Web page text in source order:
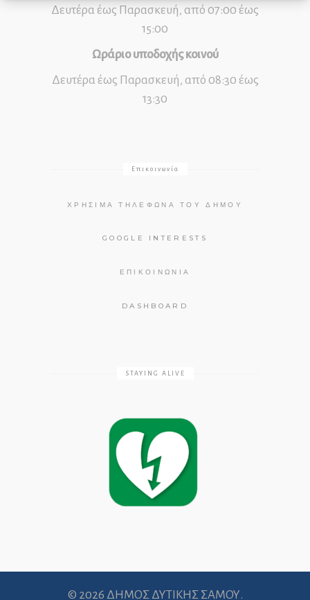
Δευτέρα έως Παρασκευή, από 07:00 έως
15:00
Ωράριο υποδοχής κοινού
Δευτέρα έως Παρασκευή, από 08:30 έως
13:30
Επικοινωνία
ΧΡΉΣΙΜΑ ΤΗΛΈΦΩΝΑ ΤΟΥ ΔΉΜΟΥ
GOOGLE INTERESTS
ΕΠΙΚΟΙΝΩΝΊΑ
DASHBOARD
STAYING ALIVE
© 2026 ΔΗΜΟΣ ΔΥΤΙΚΗΣ ΣΑΜΟΥ.